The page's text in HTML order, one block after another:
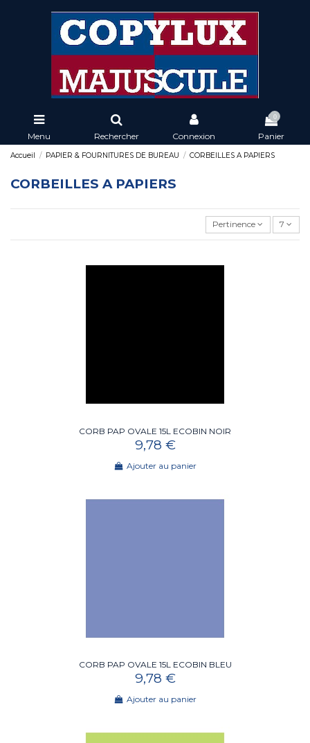
Menu Rechercher Connexion
0
Panier
Accueil PAPIER & FOURNITURES DE BUREAU CORBEILLES A PAPIERS
CORBEILLES A PAPIERS
Pertinence 7
CORB PAP OVALE 15L ECOBIN NOIR
9,78 €
Ajouter au panier
CORB PAP OVALE 15L ECOBIN BLEU
9,78 €
Ajouter au panier